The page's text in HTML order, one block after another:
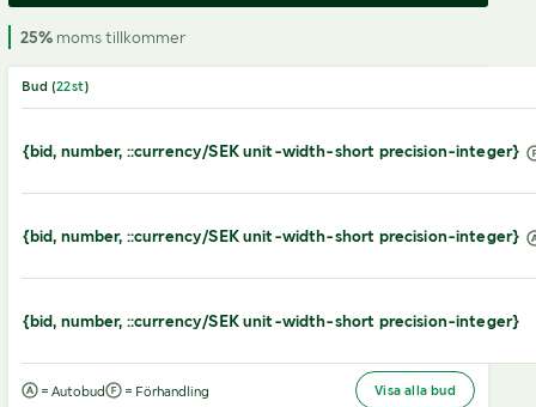
25%moms tillkommer
Bud (22st)
{bid, number, ::currency/SEK unit-width-short precision-integer}
{bid, number, ::currency/SEK unit-width-short precision-integer}
{bid, number, ::currency/SEK unit-width-short precision-integer}
= Autobud = Förhandling Visa alla bud